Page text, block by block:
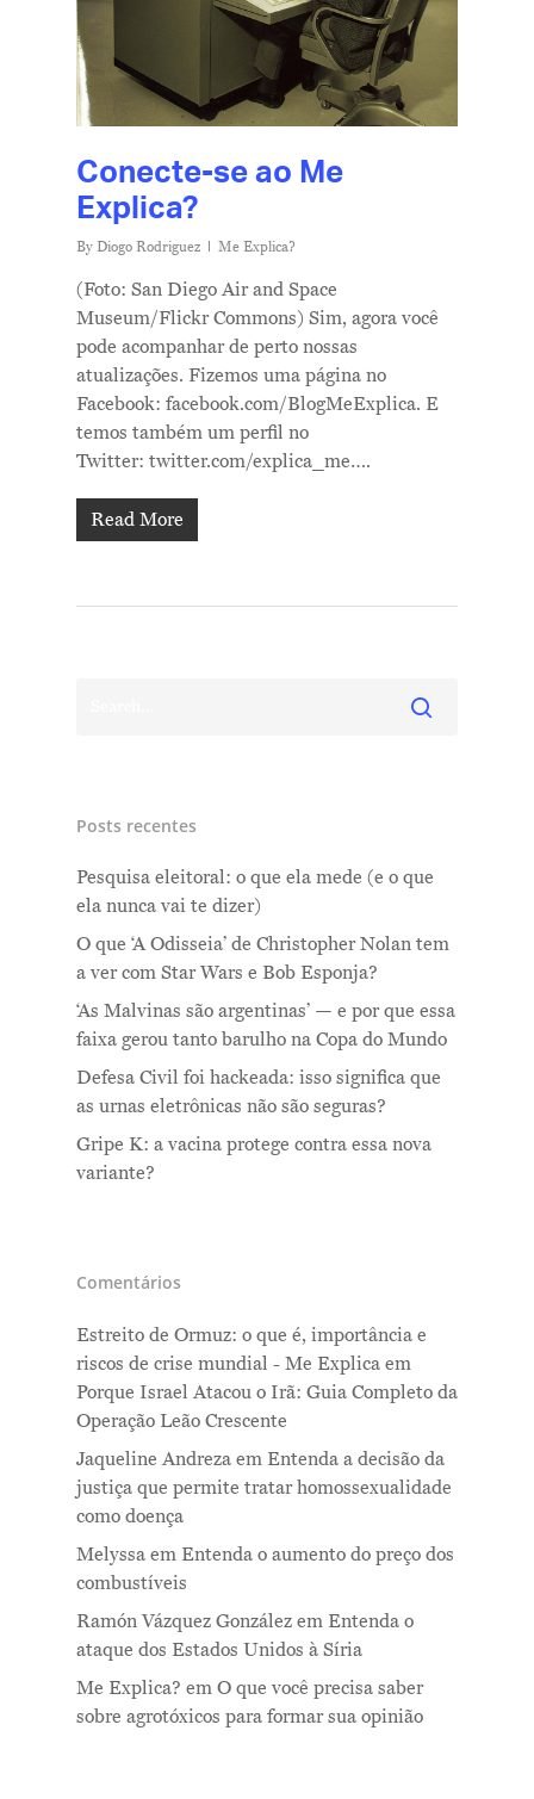
Conecte-se ao Me
Explica?
By Diogo Rodriguez Me Explica?
(Foto: San Diego Air and Space
Museum/Flickr Commons) Sim, agora você
pode acompanhar de perto nossas
atualizações. Fizemos uma página no
Facebook: facebook.com/BlogMeExplica. E
temos também um perfil no
Twitter: twitter.com/explica_me….
Read More
Posts recentes
Pesquisa eleitoral: o que ela mede (e o que
ela nunca vai te dizer)
O que ‘A Odisseia’ de Christopher Nolan tem
a ver com Star Wars e Bob Esponja?
‘As Malvinas são argentinas’ — e por que essa
faixa gerou tanto barulho na Copa do Mundo
Defesa Civil foi hackeada: isso significa que
as urnas eletrônicas não são seguras?
Gripe K: a vacina protege contra essa nova
variante?
Comentários
Estreito de Ormuz: o que é, importância e
riscos de crise mundial - Me Explica em
Porque Israel Atacou o Irã: Guia Completo da
Operação Leão Crescente
Jaqueline Andreza em Entenda a decisão da
justiça que permite tratar homossexualidade
como doença
Melyssa em Entenda o aumento do preço dos
combustíveis
Ramón Vázquez González em Entenda o
ataque dos Estados Unidos à Síria
Me Explica? em O que você precisa saber
sobre agrotóxicos para formar sua opinião